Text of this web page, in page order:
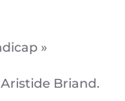
»
Briand.